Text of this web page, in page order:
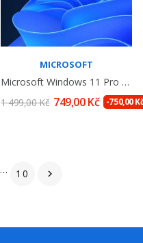
MICROSOFT
Microsoft Windows 11 Pro CZ 64Bit OEM Licence,...
1 499,00 Kč 749,00 Kč -750,00
… 10 